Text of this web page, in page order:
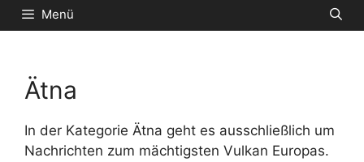
Menü
Ätna
In der Kategorie Ätna geht es ausschließlich um
Nachrichten zum mächtigsten Vulkan Europas.